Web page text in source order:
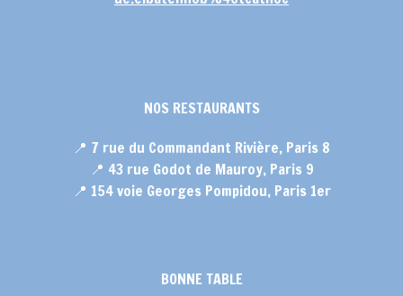
NOS RESTAURANTS
📍 7 rue du Commandant Rivière, Paris 8
📍 43 rue Godot de Mauroy, Paris 9
📍 154 voie Georges Pompidou, Paris 1er
BONNE TABLE